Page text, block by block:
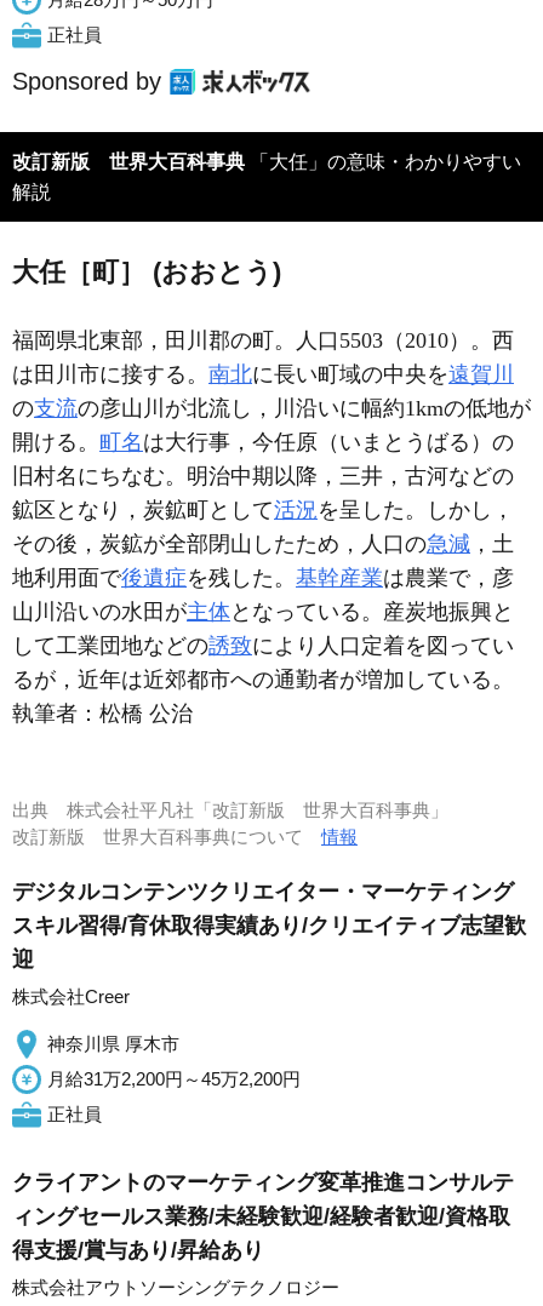
正社員
Sponsored by
改訂新版 世界大百科事典 「大任」の意味・わかりやすい
解説
大任［町］ (おおとう)
福岡県北東部，田川郡の町。人口5503（2010）。西
は田川市に接する。 南北に長い町域の中央を遠賀川
の支流の彦山川が北流し，川沿いに幅約1kmの低地が
開ける。 町名 は大行事，今任原（いまとうばる）の
旧村名にちなむ。明治中期以降，三井，古河などの
鉱区となり，炭鉱町として活況を呈した。しかし，
その後，炭鉱が全部閉山したため，人口の急減 ，土
地利用面で後遺症を残した。 基幹産業は農業で，彦
山川沿いの水田が主体となっている。産炭地振興と
して工業団地などの誘致により人口定着を図ってい
るが，近年は近郊都市への通勤者が増加している。
執筆者： 松橋 公治
出典 株式会社平凡社「改訂新版 世界大百科事典」
改訂新版 世界大百科事典について情報
デジタルコンテンツクリエイター・マーケティング
スキル習得/育休取得実績あり/クリエイティブ志望歓
迎
株式会社Creer
神奈川県 厚木市
月給31万2,200円～45万2,200円
正社員
クライアントのマーケティング変革推進コンサルテ
ィングセールス業務/未経験歓迎/経験者歓迎/資格取
得支援/賞与あり/昇給あり
株式会社アウトソーシングテクノロジー